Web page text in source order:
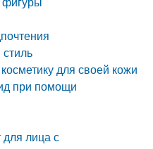
для своей кожи
при помощи
для лица с